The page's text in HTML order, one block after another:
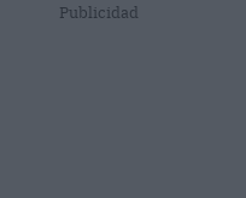
Publicidad